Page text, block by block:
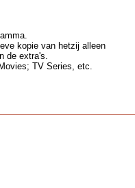
kopie van hetzij alleen
de extra's.
TV Series, etc.